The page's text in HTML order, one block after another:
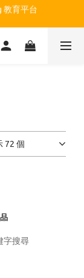
教育平台
教育平台
72 個
字搜尋